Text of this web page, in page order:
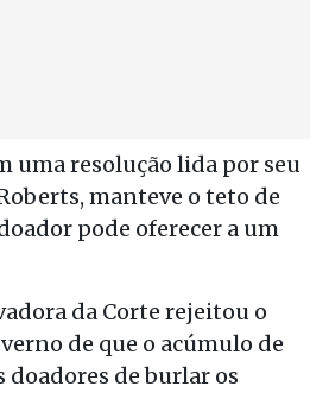
uma resolução lida por seu
manteve o teto de
pode oferecer a um
da Corte rejeitou o
de que o acúmulo de
de burlar os